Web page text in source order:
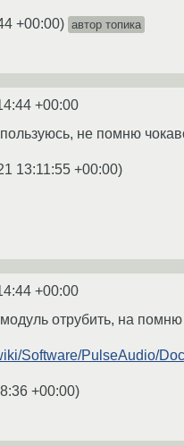
+00:00) автор топика
+00:00
не помню
13:11:55 +00:00)
+00:00
отрубить, на
Software/PulseAudio/
+00:00)